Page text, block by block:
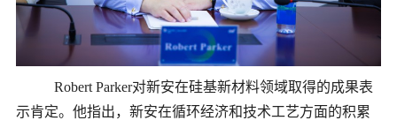
Robert Parker对新安在硅基新材料领域取得的成果表
示肯定。他指出，新安在循环经济和技术工艺方面的积累